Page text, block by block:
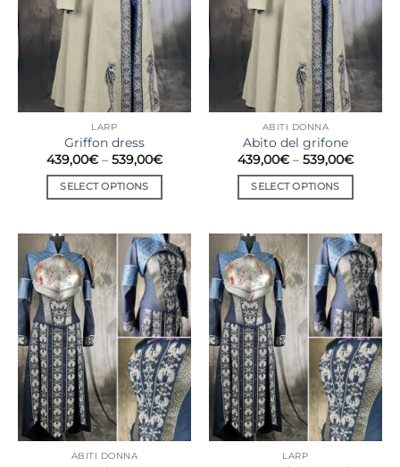
LARP
Griffon dress
439,00€ – 539,00€
SELECT OPTIONS
ABITI DONNA
Abito del grifone
439,00€ – 539,00€
SELECT OPTIONS
ABITI DONNA LARP